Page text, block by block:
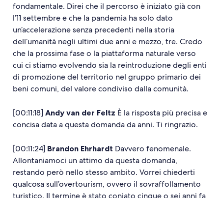
fondamentale. Direi che il percorso è iniziato già con
l’11 settembre e che la pandemia ha solo dato
un’accelerazione senza precedenti nella storia
dell’umanità negli ultimi due anni e mezzo, tre. Credo
che la prossima fase o la piattaforma naturale verso
cui ci stiamo evolvendo sia la reintroduzione degli enti
di promozione del territorio nel gruppo primario dei
beni comuni, del valore condiviso dalla comunità.
[00:11:18] Andy van der Feltz È la risposta più precisa e
concisa data a questa domanda da anni. Ti ringrazio.
[00:11:24] Brandon Ehrhardt Davvero fenomenale.
Allontaniamoci un attimo da questa domanda,
restando però nello stesso ambito. Vorrei chiederti
qualcosa sull’overtourism, ovvero il sovraffollamento
turistico. Il termine è stato coniato cinque o sei anni fa